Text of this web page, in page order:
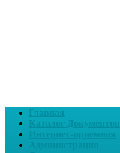
Главная
Каталог Документов